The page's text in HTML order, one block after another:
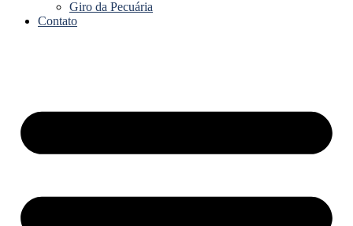
Giro da Pecuária
Contato